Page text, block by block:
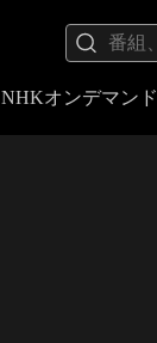
NHKオンデマンド